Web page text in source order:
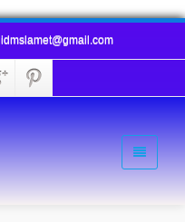
idmslamet@gmail.com